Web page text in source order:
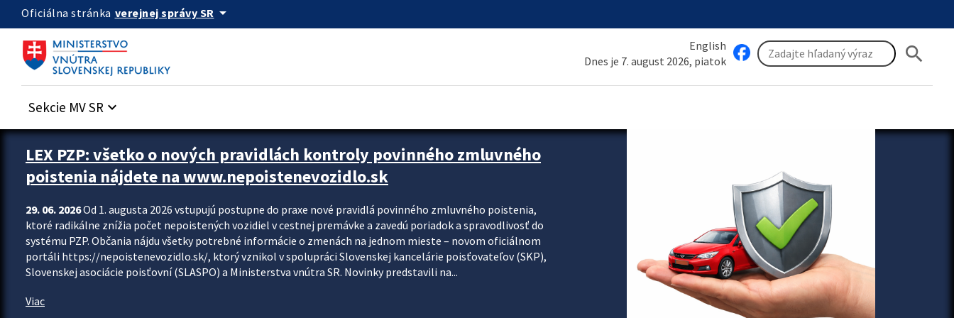
Preskocit na hlavný obsah
Oficiálna stránka verejnej správy SR arrow_drop_down
English
Dnes je 7. august 2026, piatok
search
Sekcie MV SR keyboard_arrow_down
Zastavit automatický posun upútavok
LEX PZP: všetko o nových pravidlách kontroly povinného zmluvného
poistenia nájdete na www.nepoistenevozidlo.sk
29. 06. 2026Od 1. augusta 2026 vstupujú postupne do praxe nové pravidlá povinného zmluvného poistenia,
ktoré radikálne znížia počet nepoistených vozidiel v cestnej premávke a zavedú poriadok a spravodlivosť do
systému PZP. Občania nájdu všetky potrebné informácie o zmenách na jednom mieste – novom oficiálnom
portáli https://nepoistenevozidlo.sk/, ktorý vznikol v spolupráci Slovenskej kancelárie poisťovateľov (SKP),
Slovenskej asociácie poisťovní (SLASPO) a Ministerstva vnútra SR. Novinky predstavili na...
Viac